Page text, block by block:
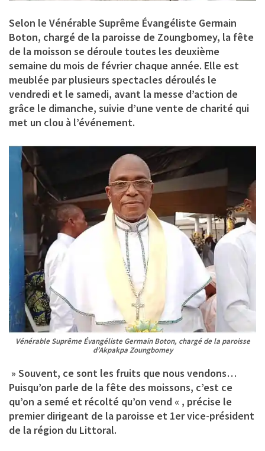
Selon le Vénérable Suprême Évangéliste Germain
Boton, chargé de la paroisse de Zoungbomey, la fête
de la moisson se déroule toutes les deuxième
semaine du mois de février chaque année. Elle est
meublée par plusieurs spectacles déroulés le
vendredi et le samedi, avant la messe d’action de
grâce le dimanche, suivie d’une vente de charité qui
met un clou à l’événement.
Vénérable Suprême Évangéliste Germain Boton, chargé de la paroisse
d’Akpakpa Zoungbomey
» Souvent, ce sont les fruits que nous vendons…
Puisqu’on parle de la fête des moissons, c’est ce
qu’on a semé et récolté qu’on vend « , précise le
premier dirigeant de la paroisse et 1er vice-président
de la région du Littoral.